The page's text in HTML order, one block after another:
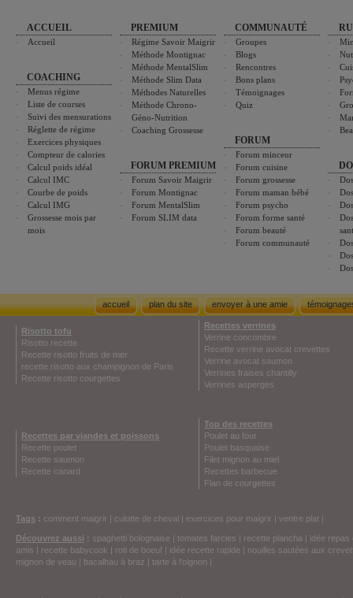
ACCUEIL
Accueil
COACHING
Menus régime
Liste de courses
Suivi des mensurations
Réglette de régime
Exercices physiques
Compteur de calories
Calcul poids idéal
Calcul IMC
Courbe de poids
Calcul IMG
Grossesse mois par
mois
PREMIUM
Régime Savoir Maigrir
Méthode Montignac
Méthode MentalSlim
Méthode Slim Data
Méthodes Naturelles
Méthode Chrono-
Géno-Nutrition
Coaching Grossesse
FORUM PREMIUM
Forum Savoir Maigrir
Forum Montignac
Forum MentalSlim
Forum SLIM data
COMMUNAUTÉ
Groupes
Blogs
Rencontres
Bons plans
Témoignages
Quiz
FORUM
Forum minceur
Forum cuisine
Forum grossesse
Forum maman bébé
Forum psycho
Forum forme santé
Forum beauté
Forum communauté
accueil plan du site envoyer à une amie
Risotto tofu
Risotto recette
Recette risotto fruits de mer
recette risotto aux champignon de Paris
Recette risotto courgettes
Recettes verrines
Verrine concombre
Recette verrine avocat crevettes
Verrine avocat saumon
Verrines fraises chantilly
Verrines asperges
Recettes par viandes et poissons
Recette poulet
Recette saumon
Recette canard
Top des recettes
Poulet au four
Poulet basquaise
Filet mignon au miel
Recettes barbecue
Flan de courgettes
Tags : comment maigrir | culotte de cheval | exercices pour maigrir | ventre plat |
Découvrez aussi : spaghetti bolognaise | tomates farcies | recette plancha | idée repas
amis | recette babycook | roti de boeuf | idée recette rapide | nouilles sautées aux
mignon de veau | bacalhau à braz | tarte à l'oignon |